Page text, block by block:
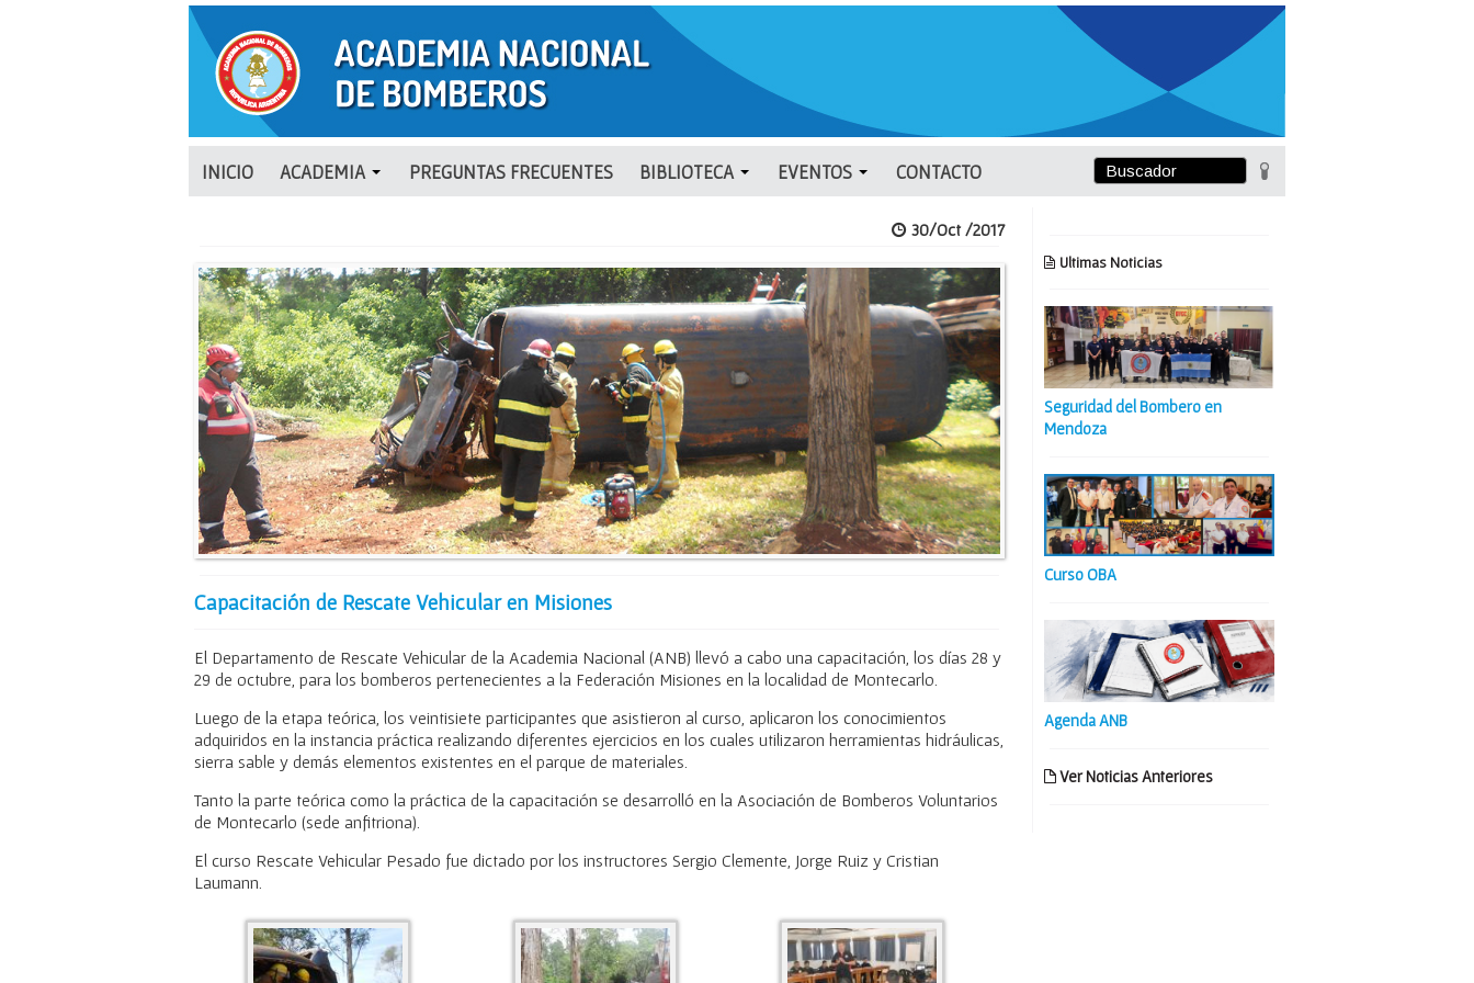
INICIO ACADEMIA PREGUNTAS FRECUENTES BIBLIOTECA EVENTOS CONTACTO
30/Oct /2017
Capacitación de Rescate Vehicular en Misiones
El Departamento de Rescate Vehicular de la Academia Nacional (ANB) llevó a cabo una capacitación, los días 28 y
29 de octubre, para los bomberos pertenecientes a la Federación Misiones en la localidad de Montecarlo.
Luego de la etapa teórica, los veintisiete participantes que asistieron al curso, aplicaron los conocimientos
adquiridos en la instancia práctica realizando diferentes ejercicios en los cuales utilizaron herramientas hidráulicas,
sierra sable y demás elementos existentes en el parque de materiales.
Tanto la parte teórica como la práctica de la capacitación se desarrolló en la Asociación de Bomberos Voluntarios
de Montecarlo (sede anfitriona).
El curso Rescate Vehicular Pesado fue dictado por los instructores Sergio Clemente, Jorge Ruiz y Cristian
Laumann.
Ultimas Noticias
Seguridad del Bombero en
Mendoza
Curso OBA
Agenda ANB
Ver Noticias Anteriores